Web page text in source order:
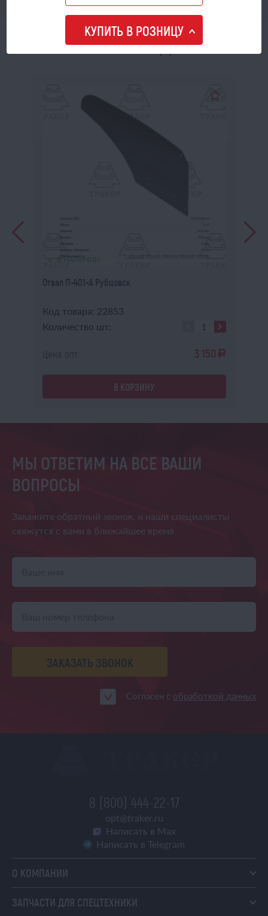
МОЖЕТ ПРИГОДИТЬСЯ
В НАЛИЧИИ
Отвал П-401-А Рубцовск
Код товара: 22853
Количество шт:
Цена опт: 3 150 a
В КОРЗИНУ
МЫ ОТВЕТИМ НА ВСЕ ВАШИ
ВОПРОСЫ
Закажите обратный звонок, и наши специалисты
свяжутся с вами в ближайшее время
ЗАКАЗАТЬ ЗВОНОК
Согласен с обработкой данных
8 (800) 444-22-17
opt@traker.ru
Написать в Max
Написать в Telegram
О КОМПАНИИ
ЗАПЧАСТИ ДЛЯ СПЕЦТЕХНИКИ
КУПИТЬ В РОЗНИЦУ